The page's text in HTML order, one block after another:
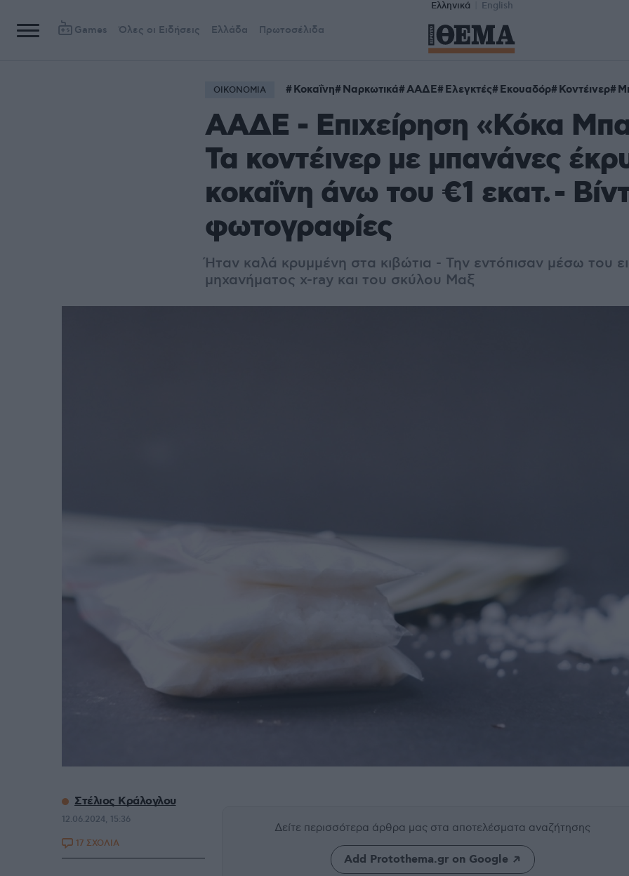
Ελληνικά English
Games Όλες οι Ειδήσεις Ελλάδα Πρωτοσέλιδα
ΟΙΚΟΝΟΜΙΑ Κοκαΐνη Ναρκωτικά ΑΑΔΕ Ελεγκτές Εκουαδόρ Κοντέινερ
ΑΑΔΕ - Επιχείρηση «Κόκα
Τα κοντέινερ με μπανάνες
κοκαΐνη άνω του €1 εκατ. -
φωτογραφίες
Ήταν καλά κρυμμένη στα κιβώτια - Την εντόπισαν μέσω του
μηχανήματος x-ray και του σκύλου Μαξ
Δείτε περισσότερα άρθρα μας στα αποτελέσματα αναζήτησης
Add Protothema.gr on Google
Στέλιος Κράλογλου
12.06.2024, 15:36
17 ΣΧΟΛΙΑ